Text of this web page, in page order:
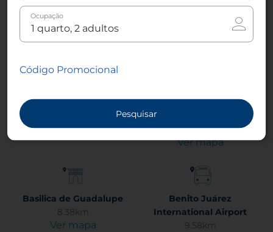
Alameda Central
2.57km
Ver mapa
Alameda de Santa María
Ver mapa
Auditorio Nacional
Ver mapa
Autódromo Hermanos
8.25km
Ver mapa
Basilica de Guadalupe
8.38km
Ver mapa
Benito Juárez
International Airport
9.58km
Ocupação
Código Promocional
Pesquisar